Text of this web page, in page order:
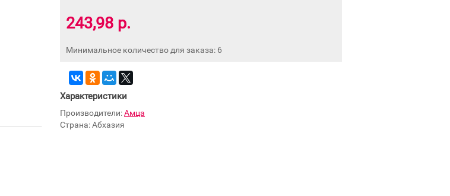
243,98 р.
Минимальное количество для заказа: 6
Характеристики
Производители:Амца
Страна: Абхазия